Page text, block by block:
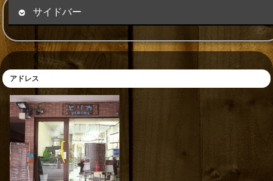
サイドバー
アドレス